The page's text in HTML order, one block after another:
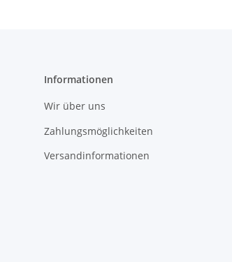
Informationen
Wir über uns
Zahlungsmöglichkeiten
Versandinformationen